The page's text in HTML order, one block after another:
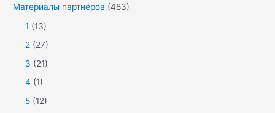
Материалы партнёров (483)
1 (13)
2 (27)
3 (21)
4 (1)
5 (12)